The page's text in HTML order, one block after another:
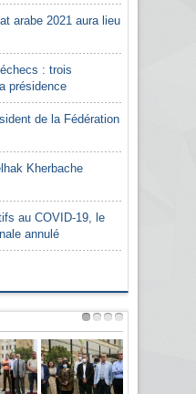
arabe 2021 aura lieu
: trois
présidence
de la Fédération
Kherbache
au COVID-19, le
annulé